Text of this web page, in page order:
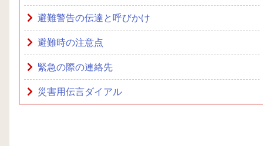
避難警告の伝達と呼びかけ
避難時の注意点
緊急の際の連絡先
災害用伝言ダイアル